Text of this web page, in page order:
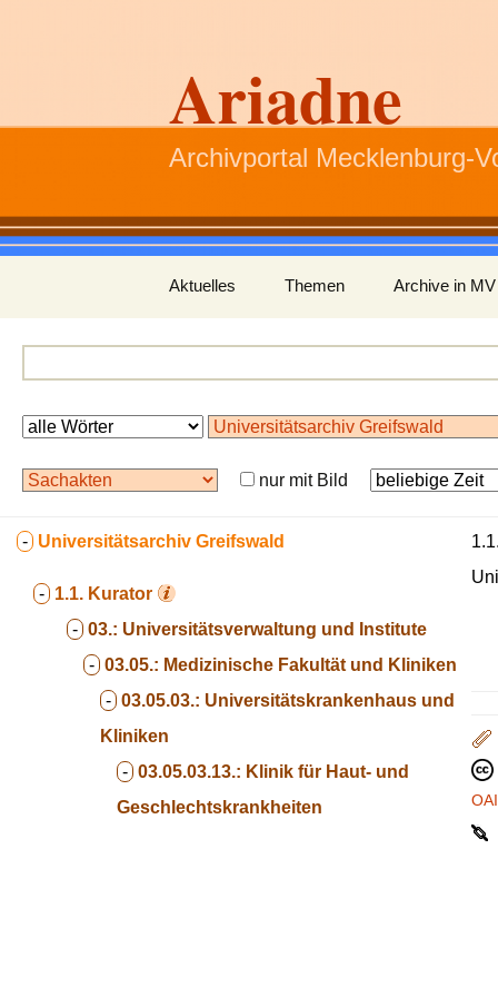
Ariadne
Archivportal Mecklenburg-
Inhalt
springen
Aktuelles Themen Archive in MV
nur mit Bild
- Universitätsarchiv Greifswald
- 1.1. Kurator
- 03.: Universitätsverwaltung und Institute
- 03.05.: Medizinische Fakultät und Kliniken
- 03.05.03.: Universitätskrankenhaus und
Kliniken
- 03.05.03.13.: Klinik für Haut- und
Geschlechtskrankheiten